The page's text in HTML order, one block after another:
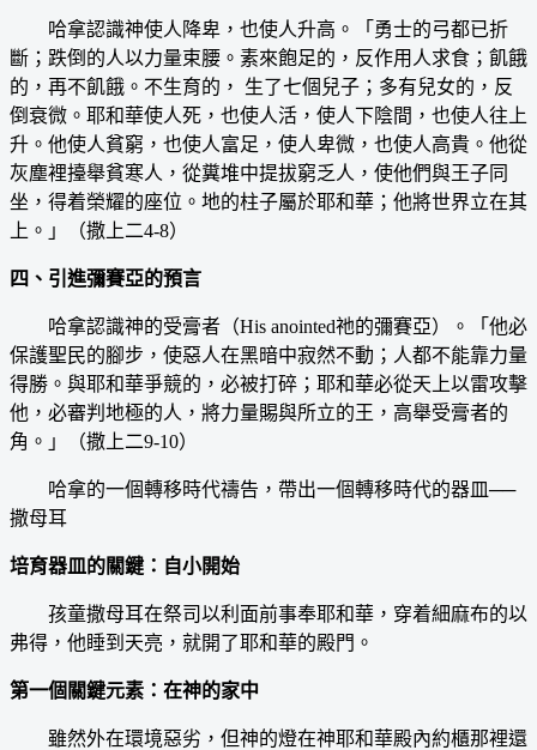
哈拿認識神使人降卑，也使人升高。「勇士的弓都已折
斷；跌倒的人以力量束腰。素來飽足的，反作用人求食；飢餓
的，再不飢餓。不生育的， 生了七個兒子；多有兒女的，反
倒衰微。耶和華使人死，也使人活，使人下陰間，也使人往上
升。他使人貧窮，也使人富足，使人卑微，也使人高貴。他從
灰塵裡擡舉貧寒人，從糞堆中提拔窮乏人，使他們與王子同
坐，得着榮耀的座位。地的柱子屬於耶和華；他將世界立在其
上。」（撒上二4-8）
四、引進彌賽亞的預言
哈拿認識神的受膏者（His anointed祂的彌賽亞）。「他必
保護聖民的腳步，使惡人在黑暗中寂然不動；人都不能靠力量
得勝。與耶和華爭競的，必被打碎；耶和華必從天上以雷攻擊
他，必審判地極的人，將力量賜與所立的王，高舉受膏者的
角。」（撒上二9-10）
哈拿的一個轉移時代禱告，帶出一個轉移時代的器皿──
撒母耳
培育器皿的關鍵：自小開始
孩童撒母耳在祭司以利面前事奉耶和華，穿着細麻布的以
弗得，他睡到天亮，就開了耶和華的殿門。
第一個關鍵元素：在神的家中
雖然外在環境惡劣，但神的燈在神耶和華殿內約櫃那裡還